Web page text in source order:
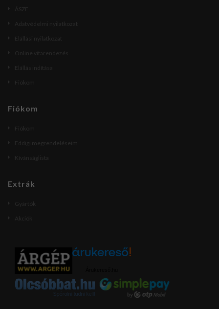
ÁSZF
Adatvédelmi nyilatkozat
Elállási nyilatkozat
Online vitarendezés
Elállás indítása
Fiókom
Fiókom
Fiókom
Eddigi megrendeléseim
Kívánságlista
Extrák
Gyártók
Akciók